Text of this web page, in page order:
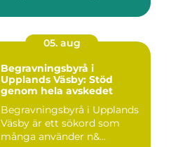
05. aug
Begravningsbyrå i
Upplands Väsby: Stöd
genom hela avskedet
Begravningsbyrå i Upplands
Väsby är ett sökord som
många använder n&...